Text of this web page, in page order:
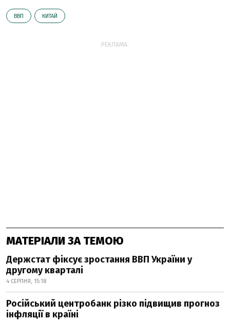
ВВП КИТАЙ
РЕКЛАМА:
МАТЕРІАЛИ ЗА ТЕМОЮ
Держстат фіксує зростання ВВП України у
другому кварталі
4 СЕРПНЯ, 15:18
Російський центробанк різко підвищив прогноз
інфляції в країні